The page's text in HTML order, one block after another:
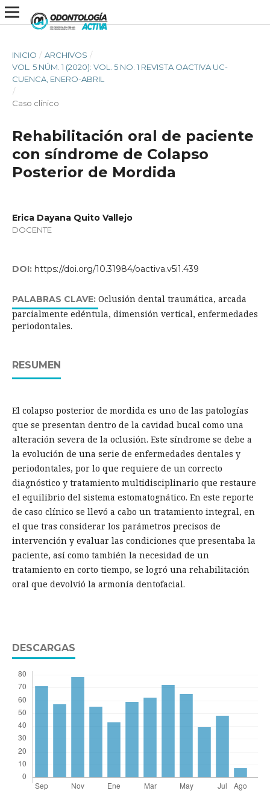
INICIO / ARCHIVOS /
VOL. 5 NÚM. 1 (2020): VOL. 5 NO. 1 REVISTA OACTIVA UC-
CUENCA, ENERO-ABRIL
/
Caso clínico
Rehabilitación oral de paciente
con síndrome de Colapso
Posterior de Mordida
Erica Dayana Quito Vallejo
DOCENTE
DOI: https://doi.org/10.31984/oactiva.v5i1.439
PALABRAS CLAVE: Oclusión dental traumática, arcada
parcialmente edéntula, dimensión vertical, enfermedades
periodontales.
RESUMEN
El colapso posterior de mordida es uno de las patologías
que se presentan dentro de la cavidad bucal como una
alteración severa de la oclusión. Este síndrome se debe a
la evolución de una serie de enfermedades dentales y
periodontales, por lo que requiere de un correcto
diagnóstico y tratamiento multidisciplinario que restaure
el equilibrio del sistema estomatognático. En este reporte
de caso clínico se llevó a cabo un tratamiento integral, en
el que tras considerar los parámetros precisos de
intervención y evaluar las condiciones que presentaba la
paciente, así como también la necesidad de un
tratamiento en corto tiempo, se logró una rehabilitación
oral que devolvió la armonía dentofacial.
DESCARGAS